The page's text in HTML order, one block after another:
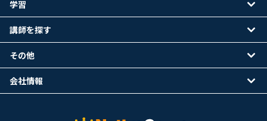
学習
講師を探す
その他
会社情報